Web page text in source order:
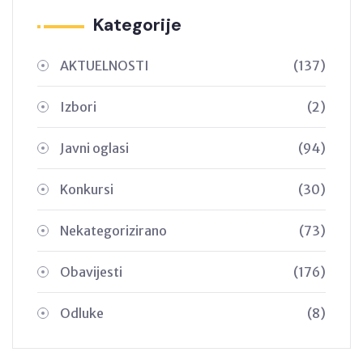
Kategorije
AKTUELNOSTI (137)
Izbori (2)
Javni oglasi (94)
Konkursi (30)
Nekategorizirano (73)
Obavijesti (176)
Odluke (8)